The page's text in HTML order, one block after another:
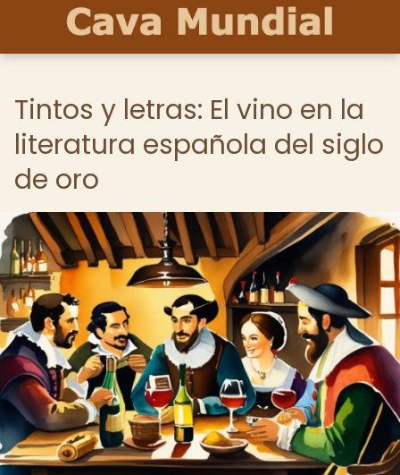
Tintos y letras: El vino en la
literatura española del siglo
de oro